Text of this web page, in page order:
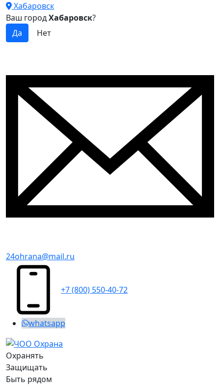
Хабаровск
Ваш городХабаровск?
24ohrana@mail.ru
+7 (800) 550-40-72
whatsapp
Охранять
Защищать
Быть рядом